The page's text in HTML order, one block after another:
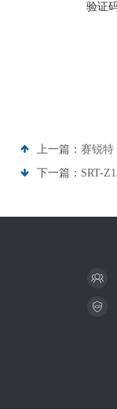
验证
上一篇： 赛锐特
下一篇： SRT-